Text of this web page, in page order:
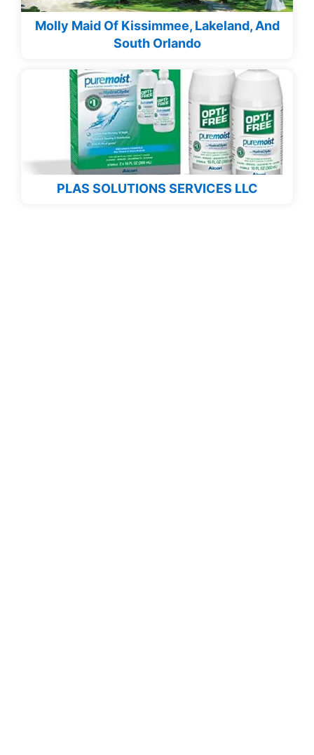
Molly Maid Of Kissimmee, Lakeland, And
South Orlando
PLAS SOLUTIONS SERVICES LLC